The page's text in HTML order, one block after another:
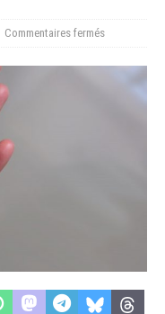
Commentaires fermés